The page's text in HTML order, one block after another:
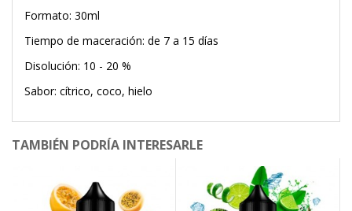
Formato: 30ml
Tiempo de maceración: de 7 a 15 días
Disolución: 10 - 20 %
Sabor: cítrico, coco, hielo
TAMBIÉN PODRÍA INTERESARLE